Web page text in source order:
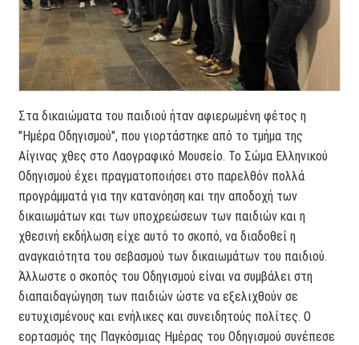
Στα δικαιώματα του παιδιού ήταν αφιερωμένη φέτος η
"Ημέρα Οδηγισμού", που γιορτάστηκε από το τμήμα της
Αίγινας χθες στο Λαογραφικό Μουσείο. Το Σώμα Ελληνικού
Οδηγισμού έχει πραγματοποιήσει στο παρελθόν πολλά
προγράμματά για την κατανόηση και την αποδοχή των
δικαιωμάτων και των υποχρεώσεων των παιδιών και η
χθεσινή εκδήλωση είχε αυτό το σκοπό, να διαδοθεί η
αναγκαιότητα του σεβασμού των δικαιωμάτων του παιδιού.
Άλλωστε ο σκοπός του Οδηγισμού είναι να συμβάλει στη
διαπαιδαγώγηση των παιδιών ώστε να εξελιχθούν σε
ευτυχισμένους και ενήλικες και συνειδητούς πολίτες. Ο
εορτασμός της Παγκόσμιας Ημέρας του Οδηγισμού συνέπεσε